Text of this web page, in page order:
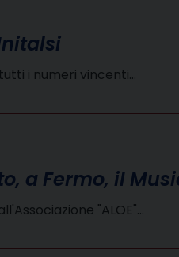
i numeri vincenti…
a Fermo, il
"ALOE"…